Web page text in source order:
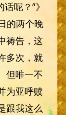
呢？”》
的两个晚
祷告，这
多次，就
但唯一不
为亚呼赎
跟我这么